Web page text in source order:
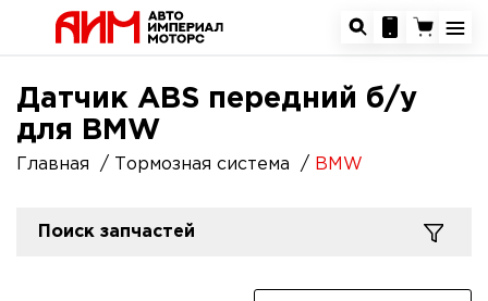
Датчик ABS передний б/у
для BMW
Главная Тормозная система BMW
Поиск запчастей